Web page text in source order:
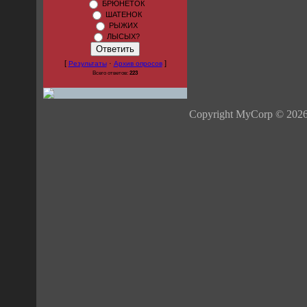
БРЮНЕТОК
ШАТЕНОК
РЫЖИХ
ЛЫСЫХ?
[ Результаты· Архив опросов]
Всего ответов: 223
Copyright MyCorp ©